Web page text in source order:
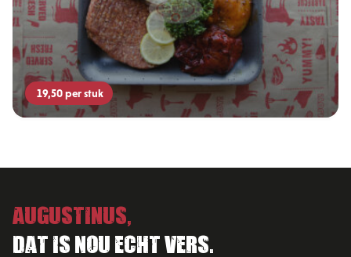
19,50per stuk
Augustinus,
Dat is nou echt vers.